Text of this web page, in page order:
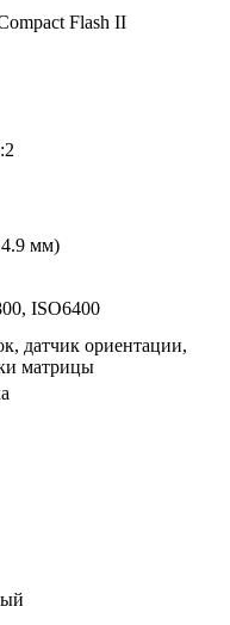
Flash II
мм)
ISO6400
датчик ориентации,
матрицы